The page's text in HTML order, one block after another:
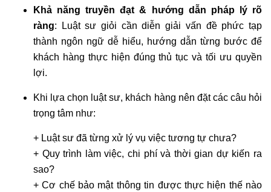
Khả năng truyền đạt & hướng dẫn pháp lý rõ
ràng: Luật sư giỏi cần diễn giải vấn đề phức tạp
thành ngôn ngữ dễ hiểu, hướng dẫn từng bước để
khách hàng thực hiện đúng thủ tục và tối ưu quyền
lợi.
Khi lựa chọn luật sư, khách hàng nên đặt các câu hỏi
trọng tâm như:
+ Luật sư đã từng xử lý vụ việc tương tự chưa?
+ Quy trình làm việc, chi phí và thời gian dự kiến ra
sao?
+ Cơ chế bảo mật thông tin được thực hiện thế nào